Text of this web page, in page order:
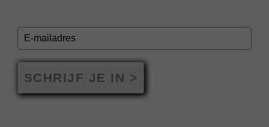
SCHRIJF JE IN >